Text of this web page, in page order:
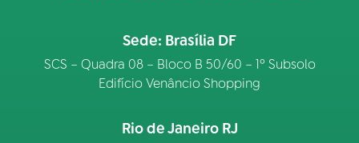
Sede: Brasília DF
SCS – Quadra 08 – Bloco B 50/60 – 1º Subsolo
Edifício Venâncio Shopping
Rio de Janeiro RJ